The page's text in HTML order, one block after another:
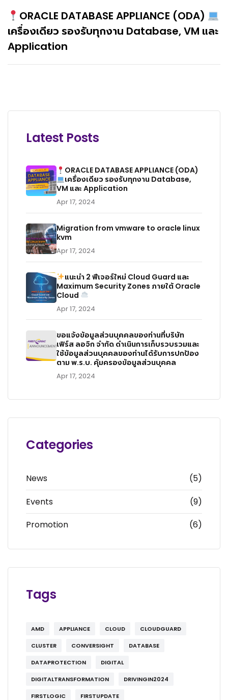
ORACLE DATABASE APPLIANCE (ODA)
เครื่องเดียว รองรับทุกงาน Database, VM และ
Application
Latest Posts
ORACLE DATABASE APPLIANCE (ODA)
เครื่องเดียว รองรับทุกงาน Database,
VM และ Application
Apr 17, 2024
Migration from vmware to oracle linux
kvm
Apr 17, 2024
แนะนำ 2 ฟีเจอร์ใหม่ Cloud Guard และ
Maximum Security Zones ภายใต้ Oracle
Cloud
Apr 17, 2024
ขอแจ้งข้อมูลส่วนบุคคลของท่านที่บริษัท
เฟิร์ส ลอจิก จำกัด ดำเนินการเก็บรวบรวมและ
ใช้ข้อมูลส่วนบุคคลของท่านได้รับการปกป้อง
ตาม พ.ร.บ. คุ้มครองข้อมูลส่วนบุคคล
Apr 17, 2024
Categories
News
(5)
Events
(9)
Promotion
(6)
Tags
AMD APPLIANCE CLOUD CLOUDGUARD
CLUSTER CONVERSIGHT DATABASE
DATAPROTECTION DIGITAL
DIGITALTRANSFORMATION DRIVINGIN2024
FIRSTLOGIC FIRSTUPDATE